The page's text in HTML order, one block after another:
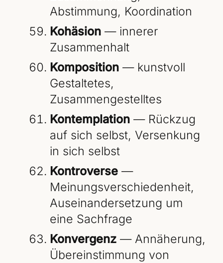
Abstimmung, Koordination
Kohäsion— innerer
Zusammenhalt
Komposition— kunstvoll
Gestaltetes,
Zusammengestelltes
Kontemplation— Rückzug
auf sich selbst, Versenkung
in sich selbst
Kontroverse—
Meinungsverschiedenheit,
Auseinandersetzung um
eine Sachfrage
Konvergenz— Annäherung,
Übereinstimmung von